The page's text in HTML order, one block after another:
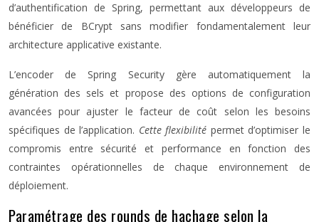
d’authentification de Spring, permettant aux développeurs de
bénéficier de BCrypt sans modifier fondamentalement leur
architecture applicative existante.
L’encoder de Spring Security gère automatiquement la
génération des sels et propose des options de configuration
avancées pour ajuster le facteur de coût selon les besoins
spécifiques de l’application. Cette flexibilité permet d’optimiser le
compromis entre sécurité et performance en fonction des
contraintes opérationnelles de chaque environnement de
déploiement.
Paramétrage des rounds de hachage selon la